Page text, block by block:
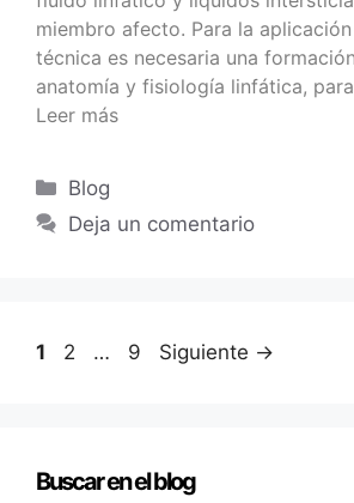
miembro afecto. Para la
técnica es necesaria una
anatomía y fisiología linfática,
Leer más
Blog
Deja un comentario
1 2 … 9 Siguiente →
Buscar en el blog